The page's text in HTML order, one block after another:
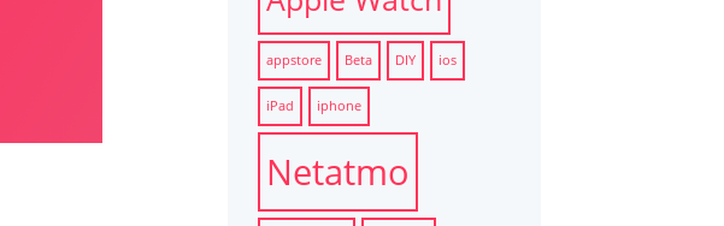
appstore Beta DIY ios
iPad iphone
Netatmo